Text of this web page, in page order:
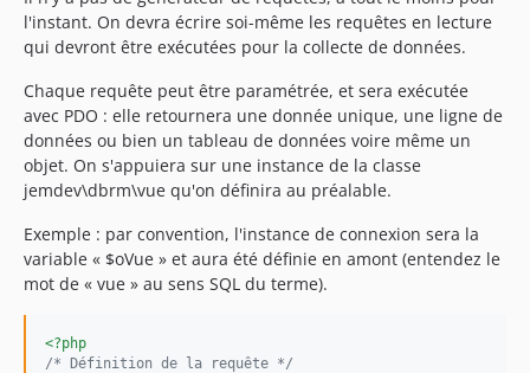
l'instant. On devra écrire soi-même les requêtes en lecture
qui devront être exécutées pour la collecte de données.
Chaque requête peut être paramétrée, et sera exécutée
avec PDO : elle retournera une donnée unique, une ligne de
données ou bien un tableau de données voire même un
objet. On s'appuiera sur une instance de la classe
jemdev\dbrm\vue qu'on définira au préalable.
Exemple : par convention, l'instance de connexion sera la
variable « $oVue » et aura été définie en amont (entendez le
mot de « vue » au sens SQL du terme).
<?php
/* Définition de la requête */